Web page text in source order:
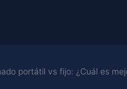
portátil vs fijo: ¿Cuál es